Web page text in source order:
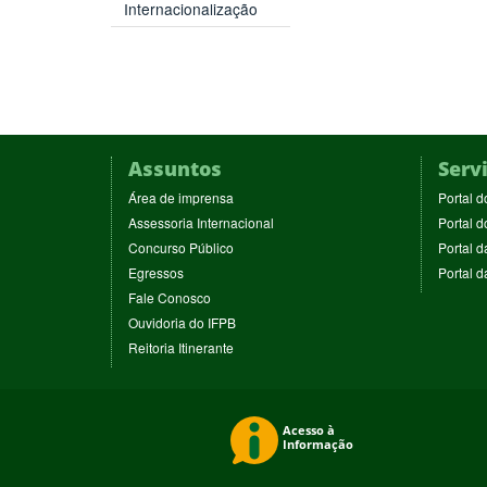
Internacionalização
Assuntos
Área de imprensa
em
nova
Assessoria Internacional
Concurso Público
Egressos(abre
nova
janela)
Fale Conosco
em
nova
janela)
Ouvidoria do IFPB(abre
Reitoria Itinerante(abre
Portal
Portal
Portal
Portal